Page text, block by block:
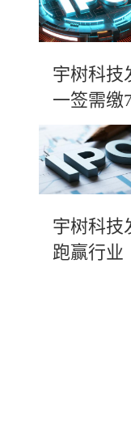
宇树科技
一签需缴
宇树科技
跑赢行业